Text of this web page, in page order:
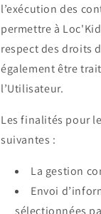
l’exécution des
permettre à
respect des droits
également être
l’Utilisateur.
Les finalités pour
suivantes :
La gestion
Envoi
sélectionnées